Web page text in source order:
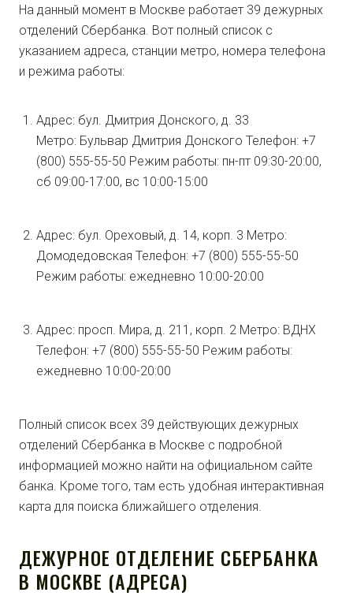
На данный момент в Москве работает 39 дежурных
отделений Сбербанка. Вот полный список с
указанием адреса, станции метро, номера телефона
и режима работы:
Адрес: бул. Дмитрия Донского, д. 33
Метро: Бульвар Дмитрия Донского Телефон: +7
(800) 555-55-50 Режим работы: пн-пт 09:30-20:00,
сб 09:00-17:00, вс 10:00-15:00
Адрес: бул. Ореховый, д. 14, корп. 3 Метро:
Домодедовская Телефон: +7 (800) 555-55-50
Режим работы: ежедневно 10:00-20:00
Адрес: просп. Мира, д. 211, корп. 2 Метро: ВДНХ
Телефон: +7 (800) 555-55-50 Режим работы:
ежедневно 10:00-20:00
Полный список всех 39 действующих дежурных
отделений Сбербанка в Москве с подробной
информацией можно найти на официальном сайте
банка. Кроме того, там есть удобная интерактивная
карта для поиска ближайшего отделения.
ДЕЖУРНОЕ ОТДЕЛЕНИЕ СБЕРБАНКА
В МОСКВЕ (АДРЕСА)